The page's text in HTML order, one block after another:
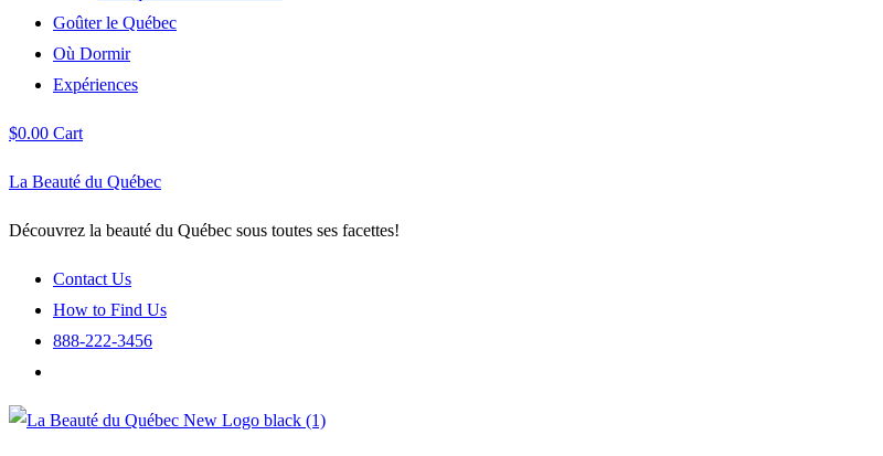
Goûter le Québec
Où Dormir
Expériences
$0.00 Cart
La Beauté du Québec
Découvrez la beauté du Québec sous toutes ses facettes!
Contact Us
How to Find Us
888-222-3456